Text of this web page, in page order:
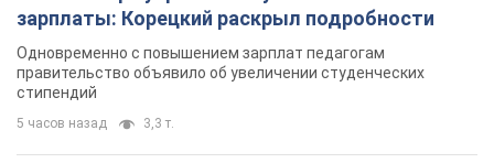
зарплаты: Корецкий раскрыл подробности
Одновременно с повышением зарплат педагогам
правительство объявило об увеличении студенческих
стипендий
5 часов назад 3,3 т.